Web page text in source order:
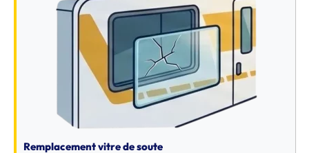
Remplacement vitre de soute